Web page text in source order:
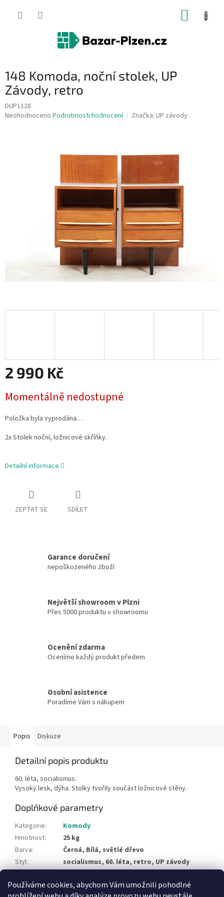
Používáme cookies, abychom Vám umožnili pohodlné
148 Komoda, noční stolek, UP
Závody, retro
DUP1128
Průměrné
Neohodnoceno Podrobnosti hodnocení Značka: UP závody
2 990 Kč
cena:
Momentálně nedostupné
Položka byla vyprodána…
2x Stolek noční, ložnicové skříňky.
Detailní informace
ZEPTAT SE SDÍLET
Garance doručení
nepoškozeného zboží
Největší showroom v Plzni
Přes 5000 produktu v showroomu
Ocenění zdarma
Oceníme každý produkt předem
Osobní asistence
Poradíme Vám s nákupem
Popis Diskuze
Detailní popis produktu
60. léta, socialismus.
Vysoký lesk, dýha. Stolky tvořily součást ložnicové stěny.
Doplňkové parametry
Kategorie:
Komody
Hmotnost:
25 kg
Barva:
Černá, Bílá, světlé dřevo
Styl:
socialismus, 60. léta, retro, UP závody
Položka byla vyprodána…